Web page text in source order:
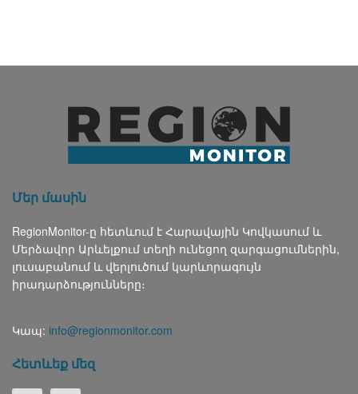
Մեր մասին
RegionMonitor-ը հետևում է Հարավային Կովկասում և
Մերձավոր Արևելքում տեղի ունեցող զարգացումներին,
լուսաբանում և վերլուծում կարևորագույն
իրադարձությունները։
Կապ: info@regionmonitor.com
Հետևեք մեզ